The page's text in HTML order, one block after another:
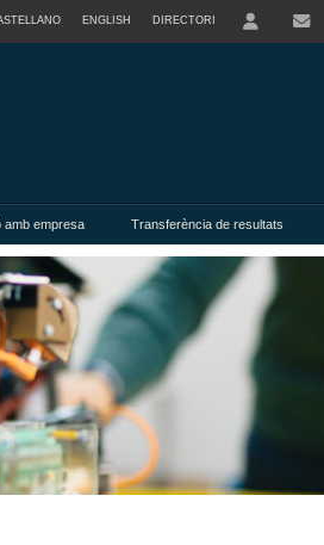
ENGLISH DIRECTORI
amb empresa Transferència de resultats